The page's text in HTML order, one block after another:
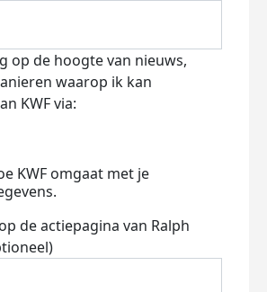
op de hoogte van nieuws,
waarop ik kan
KWF via:
KWF omgaat met je
de actiepagina van Ralph